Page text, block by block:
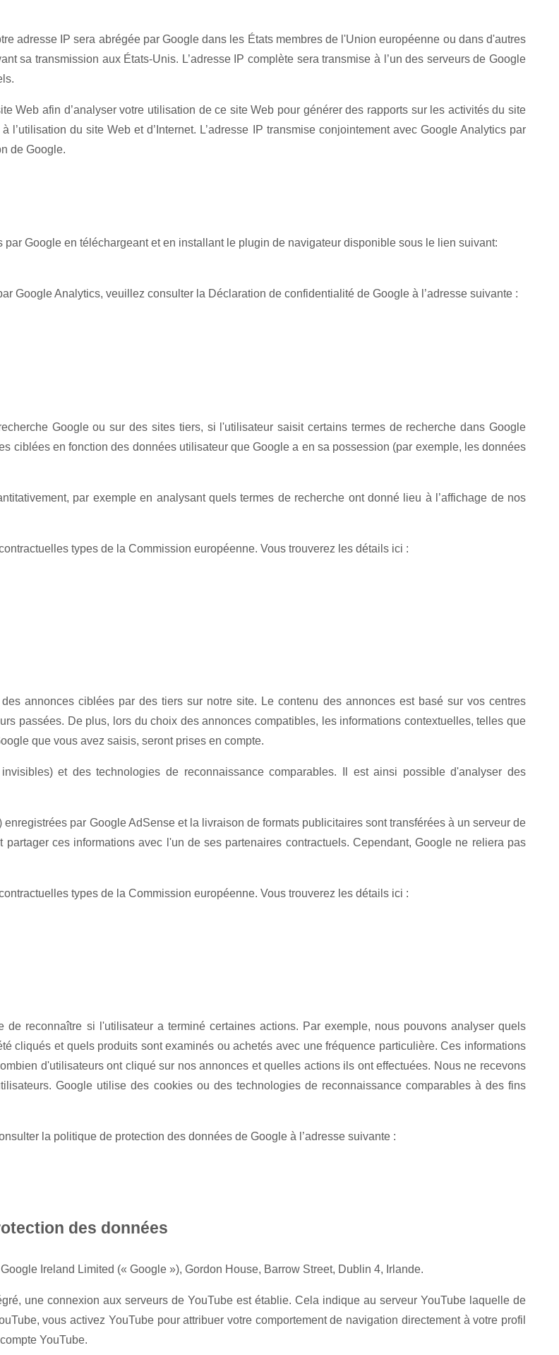
adresse IP sera abrégée par Google dans les États membres de l'Union européenne ou dans d'autres
sa transmission aux États-Unis. L’adresse IP complète sera transmise à l’un des serveurs de Google
Web afin d’analyser votre utilisation de ce site Web pour générer des rapports sur les activités du site
du site Web et d’Internet. L’adresse IP transmise conjointement avec Google Analytics par
de Google.
Google en téléchargeant et en installant le plugin de navigateur disponible sous le lien suivant:
Google Analytics, veuillez consulter la Déclaration de confidentialité de Google à l’adresse suivante :
Google ou sur des sites tiers, si l'utilisateur saisit certains termes de recherche dans Google
ciblées en fonction des données utilisateur que Google a en sa possession (par exemple, les données
par exemple en analysant quels termes de recherche ont donné lieu à l’affichage de nos
types de la Commission européenne. Vous trouverez les détails ici :
annonces ciblées par des tiers sur notre site. Le contenu des annonces est basé sur vos centres
passées. De plus, lors du choix des annonces compatibles, les informations contextuelles, telles que
que vous avez saisis, seront prises en compte.
et des technologies de reconnaissance comparables. Il est ainsi possible d'analyser des
par Google AdSense et la livraison de formats publicitaires sont transférées à un serveur de
ces informations avec l'un de ses partenaires contractuels. Cependant, Google ne reliera pas
types de la Commission européenne. Vous trouverez les détails ici :
reconnaître si l'utilisateur a terminé certaines actions. Par exemple, nous pouvons analyser quels
cliqués et quels produits sont examinés ou achetés avec une fréquence particulière. Ces informations
d'utilisateurs ont cliqué sur nos annonces et quelles actions ils ont effectuées. Nous ne recevons
Google utilise des cookies ou des technologies de reconnaissance comparables à des fins
la politique de protection des données de Google à l’adresse suivante :
des données
Ireland Limited (« Google »), Gordon House, Barrow Street, Dublin 4, Irlande.
une connexion aux serveurs de YouTube est établie. Cela indique au serveur YouTube laquelle de
vous activez YouTube pour attribuer votre comportement de navigation directement à votre profil
YouTube.